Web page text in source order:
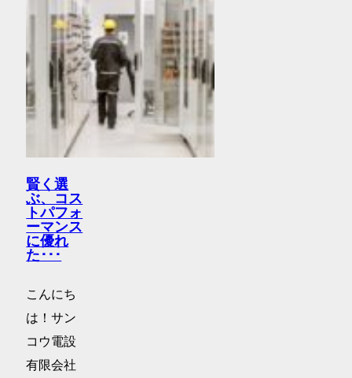
賢く選
ぶ、コス
トパフォ
ーマンス
に優れ
た･･･
こんにち
は！サン
コウ電設
有限会社